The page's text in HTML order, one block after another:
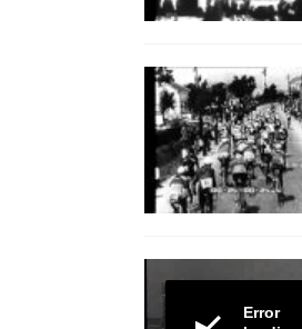
Error